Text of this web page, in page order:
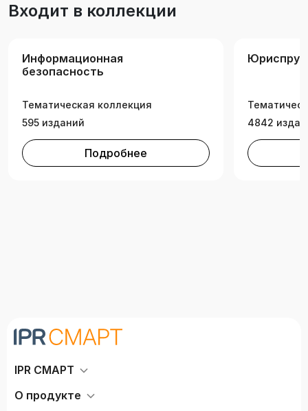
Входит в коллекции
Информационная
безопасность
Тематическая коллекция
595 изданий
Подробнее
4842
IPR СМАРТ
О продукте